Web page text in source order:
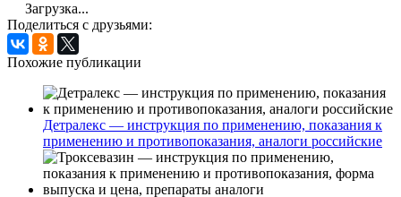
Загрузка...
Поделиться с друзьями:
Похожие публикации
Детралекс — инструкция по применению, показания к
применению и противопоказания, аналоги российские